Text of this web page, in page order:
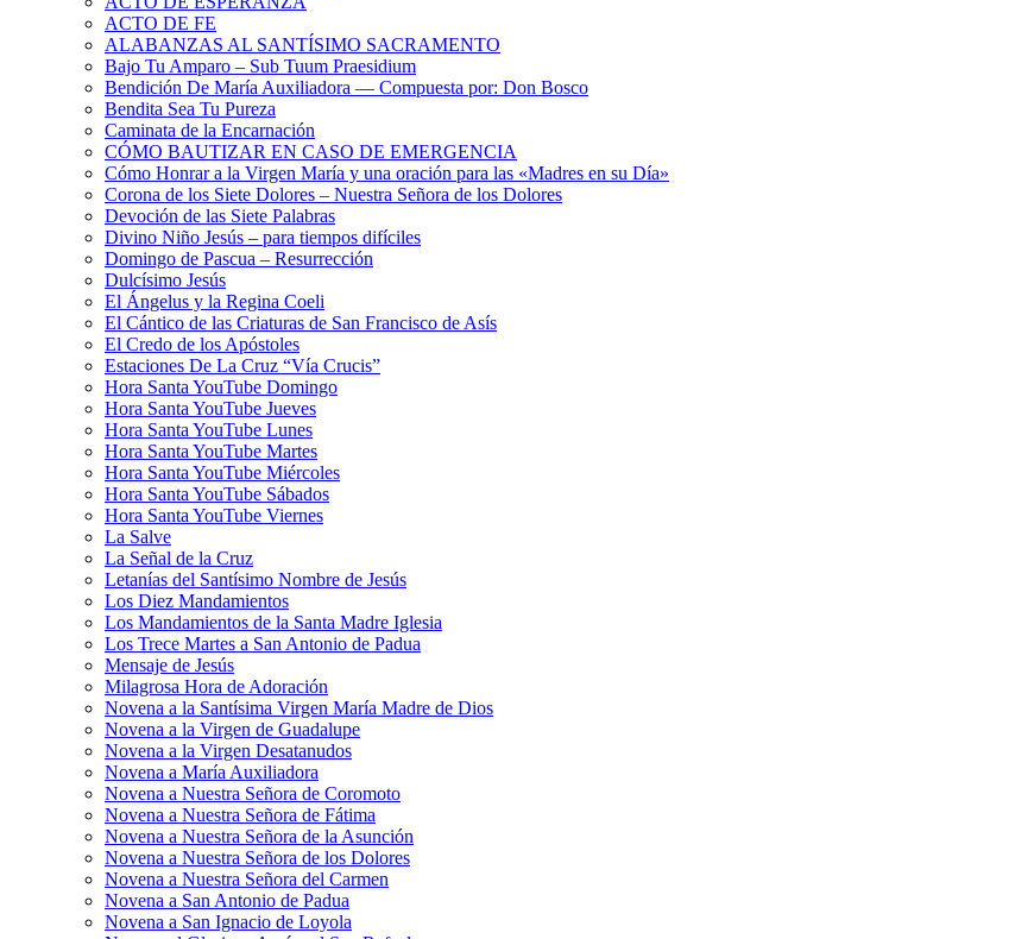
ACTO DE FE
ALABANZAS AL SANTÍSIMO SACRAMENTO
Bajo Tu Amparo – Sub Tuum Praesidium
Bendición De María Auxiliadora — Compuesta por: Don Bosco
Bendita Sea Tu Pureza
Caminata de la Encarnación
CÓMO BAUTIZAR EN CASO DE EMERGENCIA
Cómo Honrar a la Virgen María y una oración para las «Madres en su Día»
Corona de los Siete Dolores – Nuestra Señora de los Dolores
Devoción de las Siete Palabras
Divino Niño Jesús – para tiempos difíciles
Domingo de Pascua – Resurrección
Dulcísimo Jesús
El Ángelus y la Regina Coeli
El Cántico de las Criaturas de San Francisco de Asís
El Credo de los Apóstoles
Estaciones De La Cruz “Vía Crucis”
Hora Santa YouTube Domingo
Hora Santa YouTube Jueves
Hora Santa YouTube Lunes
Hora Santa YouTube Martes
Hora Santa YouTube Miércoles
Hora Santa YouTube Sábados
Hora Santa YouTube Viernes
La Salve
La Señal de la Cruz
Letanías del Santísimo Nombre de Jesús
Los Diez Mandamientos
Los Mandamientos de la Santa Madre Iglesia
Los Trece Martes a San Antonio de Padua
Mensaje de Jesús
Milagrosa Hora de Adoración
Novena a la Santísima Virgen María Madre de Dios
Novena a la Virgen de Guadalupe
Novena a la Virgen Desatanudos
Novena a María Auxiliadora
Novena a Nuestra Señora de Coromoto
Novena a Nuestra Señora de Fátima
Novena a Nuestra Señora de la Asunción
Novena a Nuestra Señora de los Dolores
Novena a Nuestra Señora del Carmen
Novena a San Antonio de Padua
Novena a San Ignacio de Loyola